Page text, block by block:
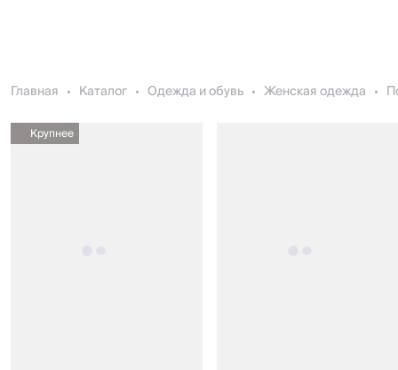
Главная Каталог Одежда и обувь Женская одежда
Крупнее